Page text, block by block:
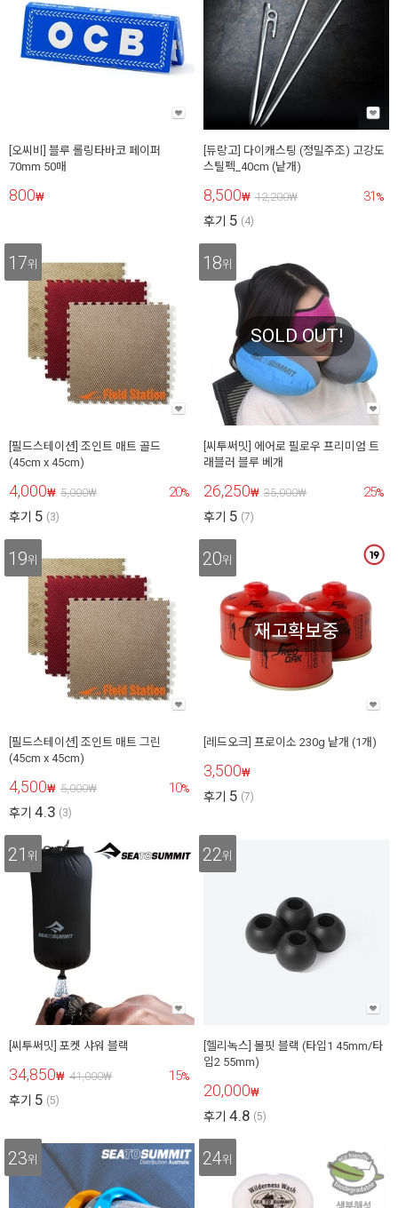
[오씨비] 블루 롤링타바코 페이퍼
70mm 50매
800₩
[듀랑고] 다이캐스팅 (정밀주조) 고강도
스틸펙_40cm (낱개)
8,500₩ 12,200₩ 31 %
후기 5 (4)
17위
[필드스테이션] 조인트 매트 골드
(45cm x 45cm)
4,000₩ 5,000₩ 20%
후기 5 (3)
SOLD OUT!
18위
[씨투써밋] 에어로 필로우 프리미엄 트
래블러 블루 베개
26,250₩ 35,000₩ 25%
후기 5 (7)
19위
[필드스테이션] 조인트 매트 그린
(45cm x 45cm)
4,500₩ 5,000₩ 10%
후기 4.3 (3)
재고확보중
20위
[레드오크] 프로이소 230g 낱개 (1개)
3,500₩
후기 5 (7)
21 위
[씨투써밋] 포켓 샤워 블랙
34,850₩ 41,000₩ 15%
후기 5 (5)
22위
[헬리녹스] 볼핏 블랙 (타입1 45mm/타
입2 55mm)
20,000₩
후기 4.8 (5)
23위 24위